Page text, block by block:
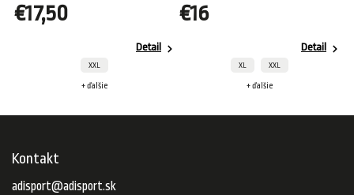
€17,50
Detail
XXL
+ ďalšie
€16
Detail
XL XXL
+ ďalšie
Kontakt
adisport@adisport.sk